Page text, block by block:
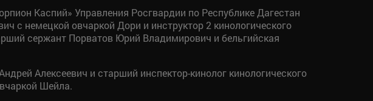
Каспий» Управления Росгвардии по Республике Дагестан
с немецкой овчаркой Дори и инструктор 2 кинологического
сержант Порватов Юрий Владимирович и бельгийская
Алексеевич и старший инспектор-кинолог кинологического
Шейла.